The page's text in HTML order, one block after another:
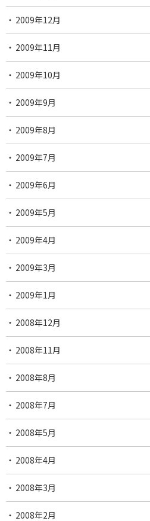
2009年12月
2009年11月
2009年10月
2009年9月
2009年8月
2009年7月
2009年6月
2009年5月
2009年4月
2009年3月
2009年1月
2008年12月
2008年11月
2008年8月
2008年7月
2008年5月
2008年4月
2008年3月
2008年2月